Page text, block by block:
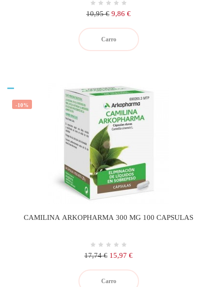
Precio
10,95 € Precio
9,86 €
Carro
-10%
CAMILINA ARKOPHARMA 300 MG 100 CAPSULAS
Precio
17,74 € Precio
15,97 €
Carro